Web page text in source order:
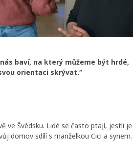
baví, na který můžeme být hrdé,
orientaci skrývat.“
ve Švédsku. Lidé se často ptají, jestli je
domov sdílí s manželkou Cici a synem.